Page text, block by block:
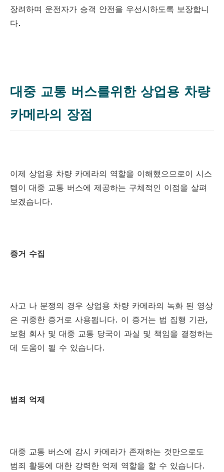
장려하며 운전자가 승객 안전을 우선시하도록 보장합니
다.
대중 교통 버스를위한 상업용 차량
카메라의 장점
이제 상업용 차량 카메라의 역할을 이해했으므로이 시스
템이 대중 교통 버스에 제공하는 구체적인 이점을 살펴
보겠습니다.
증거 수집
사고 나 분쟁의 경우 상업용 차량 카메라의 녹화 된 영상
은 귀중한 증거로 사용됩니다. 이 증거는 법 집행 기관,
보험 회사 및 대중 교통 당국이 과실 및 책임을 결정하는
데 도움이 될 수 있습니다.
범죄 억제
대중 교통 버스에 감시 카메라가 존재하는 것만으로도
범죄 활동에 대한 강력한 억제 역할을 할 수 있습니다.